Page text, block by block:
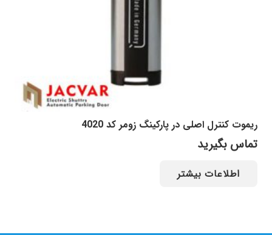
ریموت کنترل اصلی در پارکینگ زومر کد 4020
تماس بگیرید
اطلاعات بیشتر